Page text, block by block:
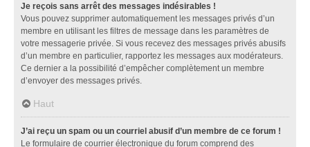
Je reçois sans arrêt des messages indésirables !
Vous pouvez supprimer automatiquement les messages privés d’un
membre en utilisant les filtres de message dans les paramètres de
votre messagerie privée. Si vous recevez des messages privés abusifs
d’un membre en particulier, rapportez les messages aux modérateurs.
Ce dernier a la possibilité d’empêcher complètement un membre
d’envoyer des messages privés.
Haut
J’ai reçu un spam ou un courriel abusif d’un membre de ce forum !
Le formulaire de courrier électronique du forum comprend des